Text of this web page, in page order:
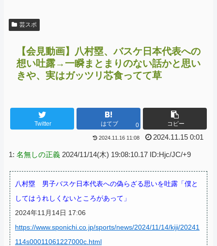
芸スポ
【会見動画】八村塁、バスケ日本代表への
想い吐露→一瞬まとまりのない話かと思い
きや、実はガッツリ芯食ってて草
Twitter はてブ 0 コピー
2024.11.16 11:08 2024.11.15 0:01
1: 名無しの正義 2024/11/14(木) 19:08:10.17 ID:Hjc/JC/+9
八村塁 男子バスケ日本代表への偽らざる思いを吐露「僕と
してはうれしくないところがあって」
2024年11月14日 17:06
https://www.sponichi.co.jp/sports/news/2024/11/14/kiji/20241
114s00011061227000c.html